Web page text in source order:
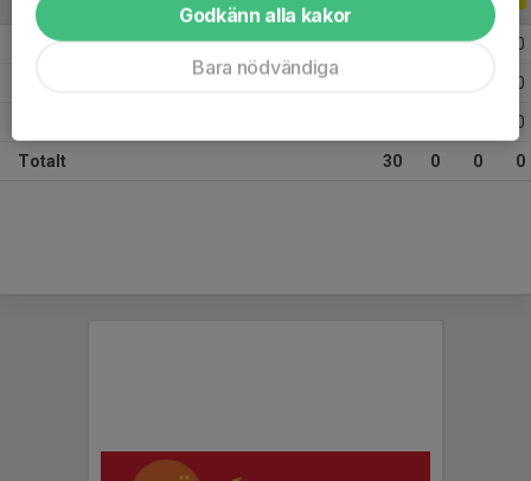
2018 P 14 -04 Grupp A 1 0 0 0
0
0
Totalt 30 0 0 0
Godkänn alla kakor
Bara nödvändiga